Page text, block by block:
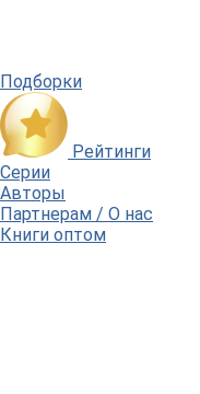
Подборки
Рейтинги
Серии
Авторы
Партнерам / О нас
Книги оптом